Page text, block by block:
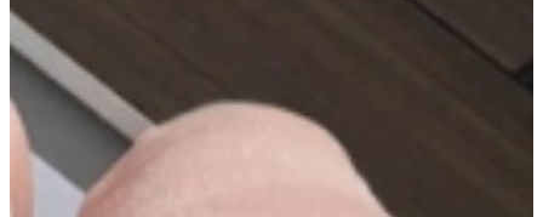
Rechtstreeks uit Duitsland
Nolte Keukens is opgericht in 1958 met productieplaatsen in Löhne
en Melle. In Melle is tevens het logistieke centrum van Nolte
gevestigd.
Nolte Keukens heeft een totaal productieoppervlak van 85.000 m²,
met ruim 1100 medewerkers. Nolte exporteert naar meer dan 40
landen over de hele wereld, en heeft omzet van ruim 300 miljoen.